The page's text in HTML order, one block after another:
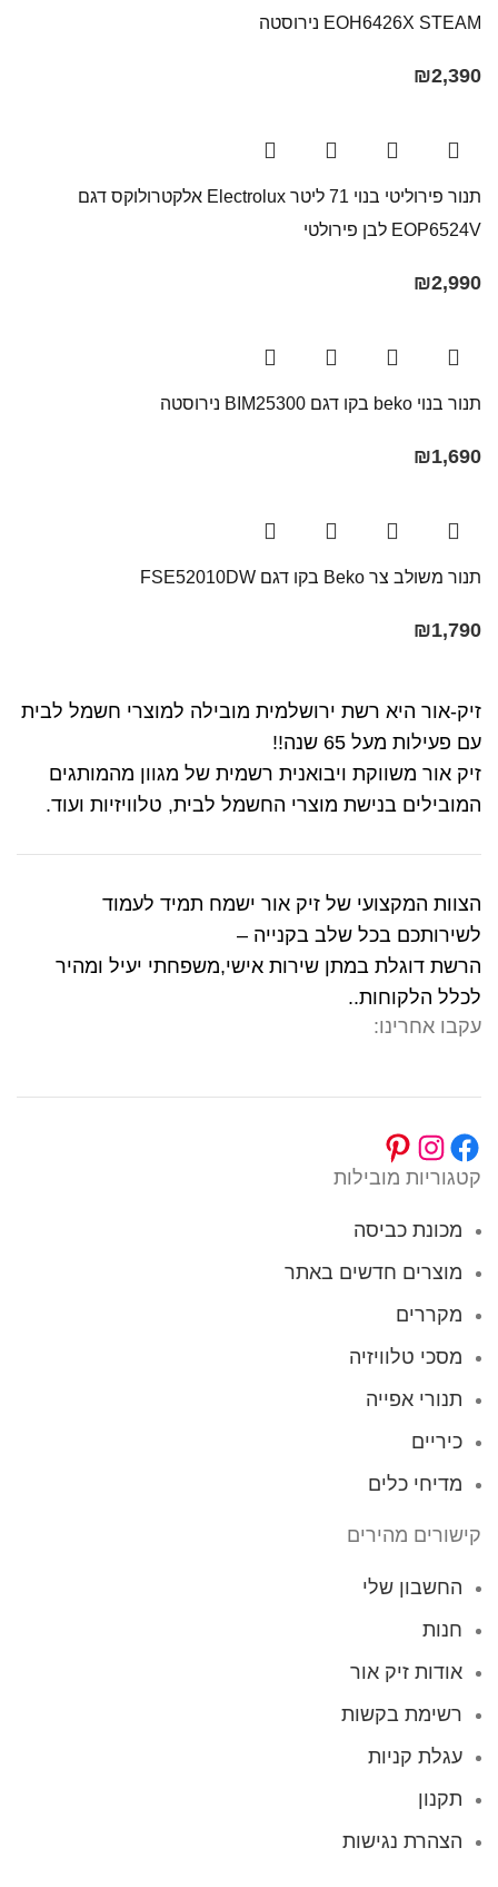
EOH6426X STEAM נירוסטה
₪2,390
תנור פירוליטי בנוי 71 ליטר Electrolux​ אלקטרולוקס דגם
EOP6524V לבן פירולטי
₪2,990
תנור בנוי beko בקו דגם BIM25300 נירוסטה
₪1,690
תנור משולב צר Beko בקו ‏דגם FSE52010DW
₪1,790
זיק-אור היא רשת ירושלמית מובילה למוצרי חשמל לבית
עם פעילות מעל 65 שנה!!
זיק אור משווקת ויבואנית רשמית של מגוון מהמותגים
המובילים בנישת מוצרי החשמל לבית, טלוויזיות ועוד.
הצוות המקצועי של זיק אור ישמח תמיד לעמוד
לשירותכם בכל שלב בקנייה –
הרשת דוגלת במתן שירות אישי,משפחתי יעיל ומהיר
לכלל הלקוחות..
עקבו אחרינו:
קטגוריות מובילות
מכונת כביסה
מוצרים חדשים באתר
מקררים
מסכי טלוויזיה
תנורי אפייה
כיריים
מדיחי כלים
קישורים מהירים
החשבון שלי
חנות
אודות זיק אור
רשימת בקשות
עגלת קניות
תקנון
הצהרת נגישות